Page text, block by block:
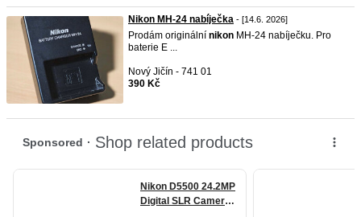
Nikon MH-24 nabíječka - [14.6. 2026]
Prodám originální nikon MH-24 nabíječku. Pro
baterie E ...
Nový Jičín - 741 01
390 Kč